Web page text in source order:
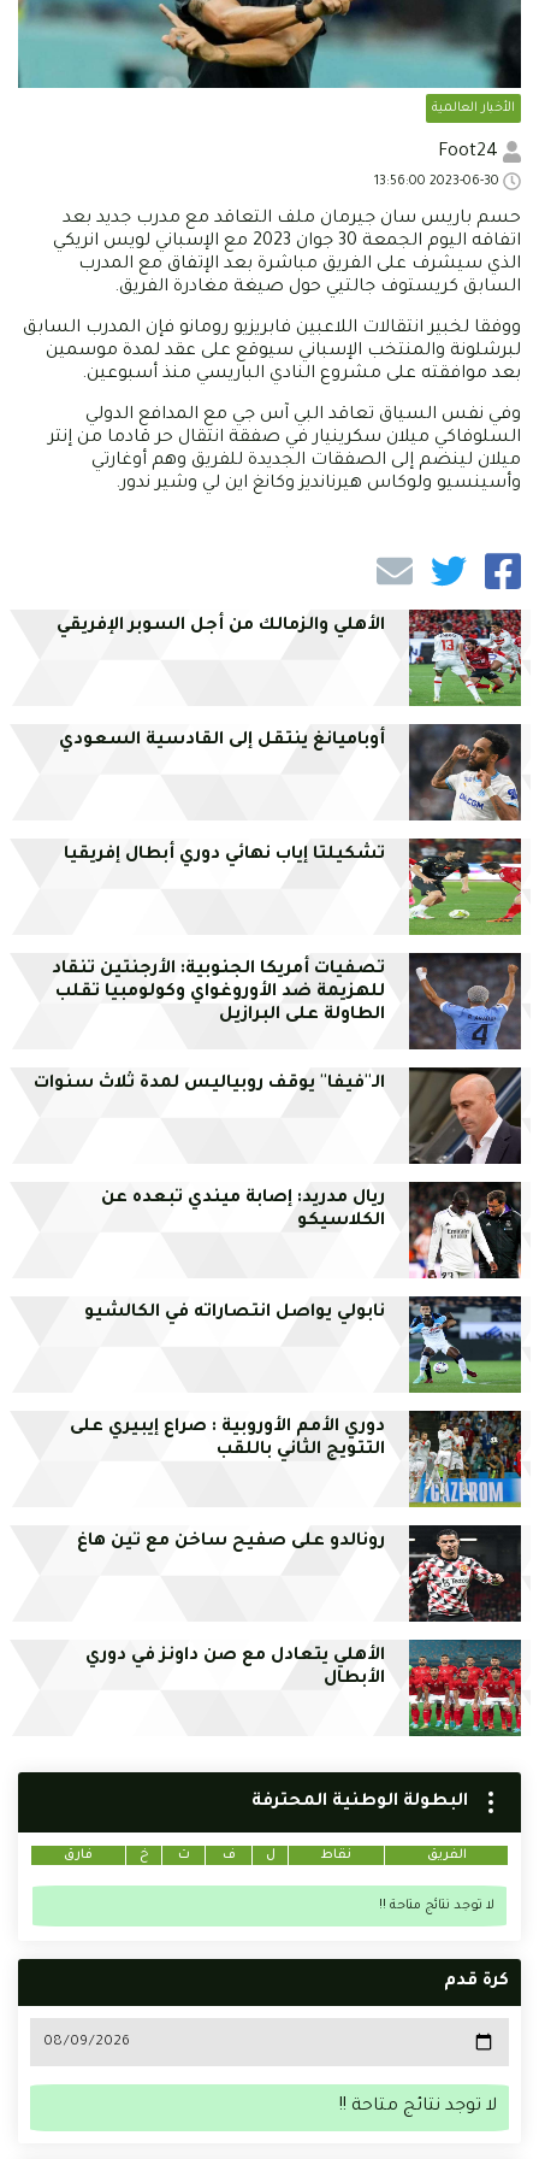
الأخبار العالمية
حسم باريس سان جيرمان ملف التعاقد مع مدرب جديد بعد
اتفاقه اليوم الجمعة 30 جوان 2023 مع الإسباني لويس انريكي
الذي سيشرف على الفريق مباشرة بعد الإتفاق مع المدرب
السابق كريستوف جالتيي حول صيغة مغادرة الفريق.
ووفقا لخبير انتقالات اللاعبين فابريزيو رومانو فإن المدرب السابق
لبرشلونة والمنتخب الإسباني سيوقع على عقد لمدة موسمين
بعد موافقته على مشروع النادي الباريسي منذ أسبوعين.
وفي نفس السياق تعاقد البي آس جي مع المدافع الدولي
السلوفاكي ميلان سكرينيار في صفقة انتقال حر قادما من إنتر
ميلان لينضم إلى الصفقات الجديدة للفريق وهم أوغارتي
وأسينسيو ولوكاس هيرنانديز وكانغ اين لي وشير ندور.
الأهلي والزمالك من أجل السوبر الإفريقي
أوباميانغ ينتقل إلى القادسية السعودي
تشكيلتا إياب نهائي دوري أبطال إفريقيا
تصفيات أمريكا الجنوبية: الأرجنتين تنقاد
للهزيمة ضد الأوروغواي وكولومبيا تقلب
الطاولة على البرازيل
الـ''فيفا'' يوقف روبياليس لمدة ثلاث سنوات
ريال مدريد: إصابة ميندي تبعده عن
الكلاسيكو
نابولي يواصل انتصاراته في الكالشيو
دوري الأمم الأوروبية : صراع إيبيري على
التتويج الثاني باللقب
رونالدو على صفيح ساخن مع تين هاغ
الأهلي يتعادل مع صن داونز في دوري
الأبطال
البطولة الوطنية المحترفة
الفريق نقاط ل ف ت خ فارق
لا توجد نتائج متاحة !!
كرة قدم
لا توجد نتائج متاحة !!